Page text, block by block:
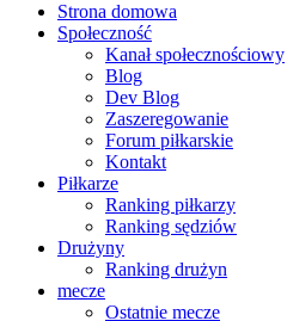
Strona domowa
Społeczność
Kanał społecznościowy
Blog
Dev Blog
Zaszeregowanie
Forum piłkarskie
Kontakt
Piłkarze
Ranking piłkarzy
Ranking sędziów
Drużyny
Ranking drużyn
mecze
Ostatnie mecze